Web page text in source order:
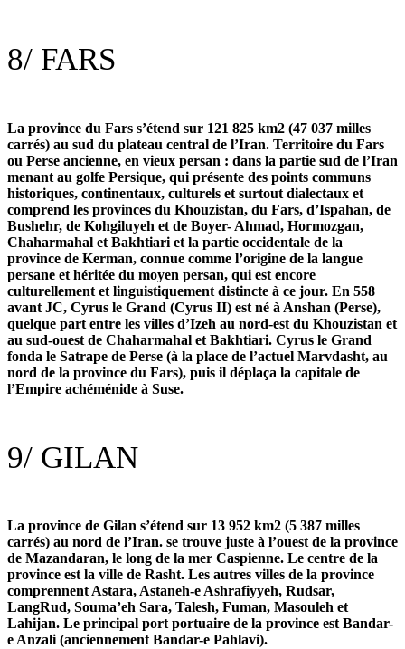
8/ FARS
La province du Fars s’étend sur 121 825 km2 (47 037 milles
carrés) au sud du plateau central de l’Iran. Territoire du Fars
ou Perse ancienne, en vieux persan : dans la partie sud de l’Iran
menant au golfe Persique, qui présente des points communs
historiques, continentaux, culturels et surtout dialectaux et
comprend les provinces du Khouzistan, du Fars, d’Ispahan, de
Bushehr, de Kohgiluyeh et de Boyer- Ahmad, Hormozgan,
Chaharmahal et Bakhtiari et la partie occidentale de la
province de Kerman, connue comme l’origine de la langue
persane et héritée du moyen persan, qui est encore
culturellement et linguistiquement distincte à ce jour. En 558
avant JC, Cyrus le Grand (Cyrus II) est né à Anshan (Perse),
quelque part entre les villes d’Izeh au nord-est du Khouzistan et
au sud-ouest de Chaharmahal et Bakhtiari. Cyrus le Grand
fonda le Satrape de Perse (à la place de l’actuel Marvdasht, au
nord de la province du Fars), puis il déplaça la capitale de
l’Empire achéménide à Suse.
9/ GILAN
La province de Gilan s’étend sur 13 952 km2 (5 387 milles
carrés) au nord de l’Iran. se trouve juste à l’ouest de la province
de Mazandaran, le long de la mer Caspienne. Le centre de la
province est la ville de Rasht. Les autres villes de la province
comprennent Astara, Astaneh-e Ashrafiyyeh, Rudsar,
LangRud, Souma’eh Sara, Talesh, Fuman, Masouleh et
Lahijan. Le principal port portuaire de la province est Bandar-
e Anzali (anciennement Bandar-e Pahlavi).